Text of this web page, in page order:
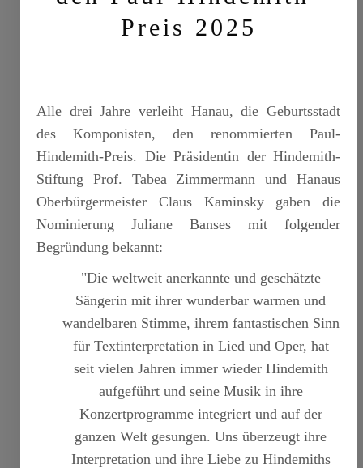
Preis 2025
Alle drei Jahre verleiht Hanau, die Geburtsstadt
des Komponisten, den renommierten Paul-
Hindemith-Preis. Die Präsidentin der Hindemith-
Stiftung Prof. Tabea Zimmermann und Hanaus
Oberbürgermeister Claus Kaminsky gaben die
Nominierung Juliane Banses mit folgender
Begründung bekannt:
"Die weltweit anerkannte und geschätzte
Sängerin mit ihrer wunderbar warmen und
wandelbaren Stimme, ihrem fantastischen Sinn
für Textinterpretation in Lied und Oper, hat
seit vielen Jahren immer wieder Hindemith
aufgeführt und seine Musik in ihre
Konzertprogramme integriert und auf der
ganzen Welt gesungen. Uns überzeugt ihre
Interpretation und ihre Liebe zu Hindemiths